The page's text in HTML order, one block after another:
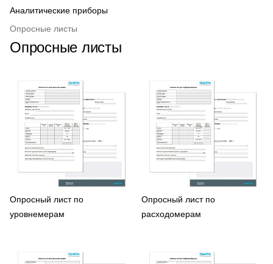
Аналитические приборы
Опросные листы
Опросные листы
Опросный лист по
уровнемерам
Опросный лист по
расходомерам